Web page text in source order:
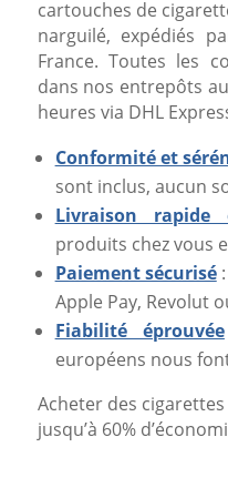
cartouches de
narguilé, expédiés
France. Toutes les
dans nos entrepôts
heures via DHL
Conformité et
sont inclus, aucun
Livraison
produits chez vous
Paiement sécurisé:
Apple Pay, Revolut
Fiabilité éprouvée
européens nous
Acheter des
jusqu’à 60%